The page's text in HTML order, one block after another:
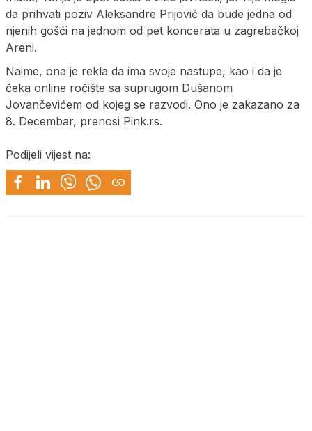
da prihvati poziv Aleksandre Prijović da bude jedna od
njenih gošći na jednom od pet koncerata u zagrebačkoj
Areni.
Naime, ona je rekla da ima svoje nastupe, kao i da je
čeka online ročište sa suprugom Dušanom
Jovančevićem od kojeg se razvodi. Ono je zakazano za
8. Decembar, prenosi Pink.rs.
Podijeli vijest na: